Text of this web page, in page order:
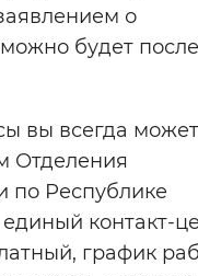
о
будет после
вы всегда
Отделения
по Республике
контакт-
график